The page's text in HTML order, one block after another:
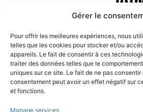
Gérer le
Pour offrir les meilleures expériences, nous
telles que les cookies pour stocker et/ou
appareils. Le fait de consentir à ces
traiter des données telles que le
uniques sur ce site. Le fait de ne pas consentir
consentement peut avoir un effet négatif sur
et fonctions.
Manage services